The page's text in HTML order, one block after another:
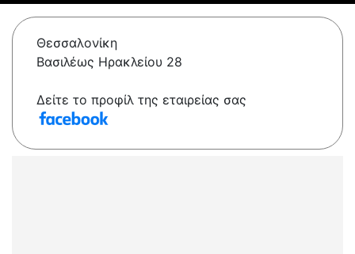
Θεσσαλονίκη
Βασιλέως Ηρακλείου 28
Δείτε το προφίλ της εταιρείας σας